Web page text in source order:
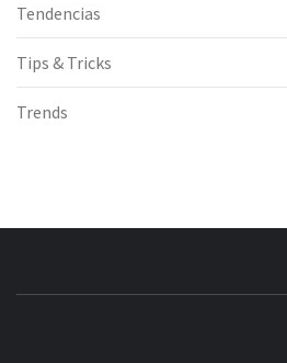
Tendencias
Tips & Tricks
Trends